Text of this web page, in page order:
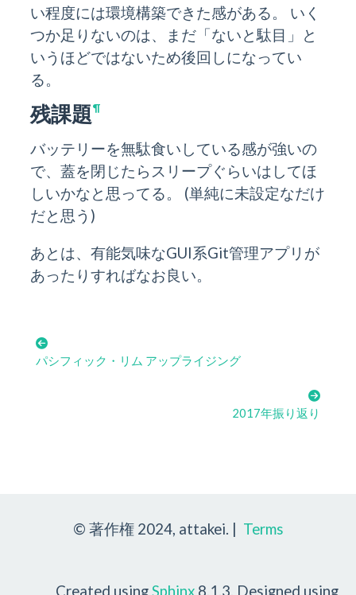
い程度には環境構築できた感がある。 いく
つか足りないのは、まだ「ないと駄目」と
いうほどではないため後回しになってい
る。
残課題¶
バッテリーを無駄食いしている感が強いの
で、蓋を閉じたらスリープぐらいはしてほ
しいかなと思ってる。 (単純に未設定なだけ
だと思う)
あとは、有能気味なGUI系Git管理アプリが
あったりすればなお良い。
パシフィック・リム アップライジング
2017年振り返り
© 著作権 2024, attakei. | Terms
Created usingSphinx8.1.3. Designed using